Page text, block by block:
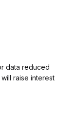
data reduced
raise interest